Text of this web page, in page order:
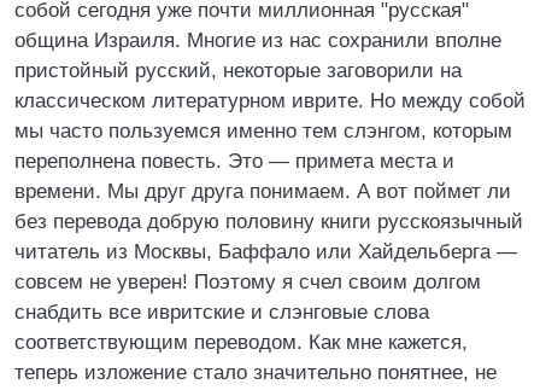
собой сегодня уже почти миллионная "русская"
община Израиля. Многие из нас сохранили вполне
пристойный русский, некоторые заговорили на
классическом литературном иврите. Но между собой
мы часто пользуемся именно тем слэнгом, которым
переполнена повесть. Это — примета места и
времени. Мы друг друга понимаем. А вот поймет ли
без перевода добрую половину книги русскоязычный
читатель из Москвы, Баффало или Хайдельберга —
совсем не уверен! Поэтому я счел своим долгом
снабдить все ивритские и слэнговые слова
соответствующим переводом. Как мне кажется,
теперь изложение стало значительно понятнее, не